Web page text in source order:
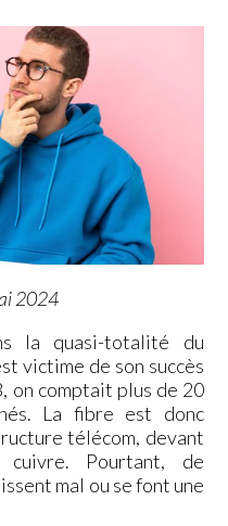
2024
la quasi-totalité du
victime de son succès
on comptait plus de 20
La fibre est donc
télécom, devant
Pourtant, de
mal ou se font une